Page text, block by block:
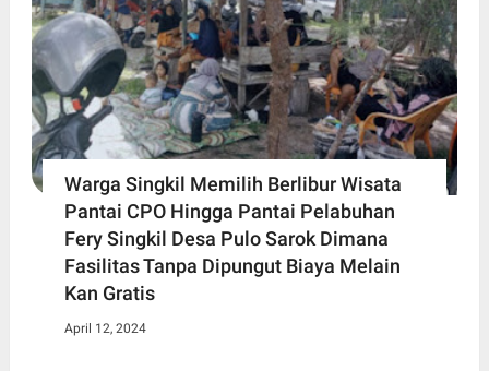
Warga Singkil Memilih Berlibur Wisata
Pantai CPO Hingga Pantai Pelabuhan
Fery Singkil Desa Pulo Sarok Dimana
Fasilitas Tanpa Dipungut Biaya Melain
Kan Gratis
April 12, 2024